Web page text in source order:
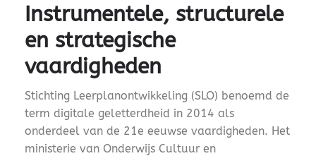
Instrumentele, structurele
en strategische
vaardigheden
Stichting Leerplanontwikkeling (SLO) benoemd de
term digitale geletterdheid in 2014 als
onderdeel van de 21e eeuwse vaardigheden. Het
ministerie van Onderwijs Cultuur en